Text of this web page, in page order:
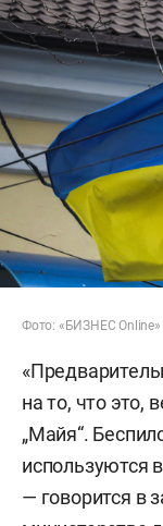
Фото: «БИЗНЕС Online»
на то, что это,
„Майя“.
используются
— говорится в